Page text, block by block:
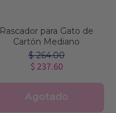
Rascador para Gato de
Cartón Mediano
$ 264.00
$ 237.60
Agotado